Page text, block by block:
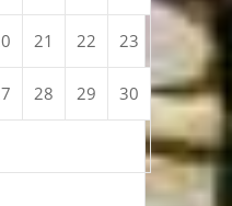
21 22 23
28 29 30